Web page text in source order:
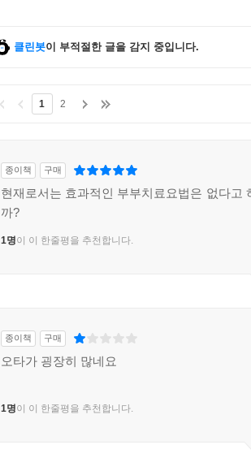
클린봇이 부적절한 글을 감지 중입니다.
1 2
종이책 구매
현재로서는 효과적인 부부치료요법은 없다고
까?
1명이 이 한줄평을 추천합니다.
종이책 구매
오타가 굉장히 많네요
1명이 이 한줄평을 추천합니다.